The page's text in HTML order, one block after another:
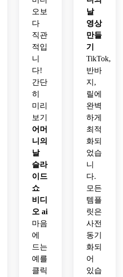
오보
다
직관
적입
니
다!
간단
히
미리
보기
어머
니의
날
슬라
이드
쇼
비디
오 ai
마음
에
드는
예를
클릭
날
영상
만들
기
TikTok,
반바
지,
릴에
완벽
하게
최적
화되
었습
니
다.
모든
템플
릿은
사전
동기
화되
어
있습